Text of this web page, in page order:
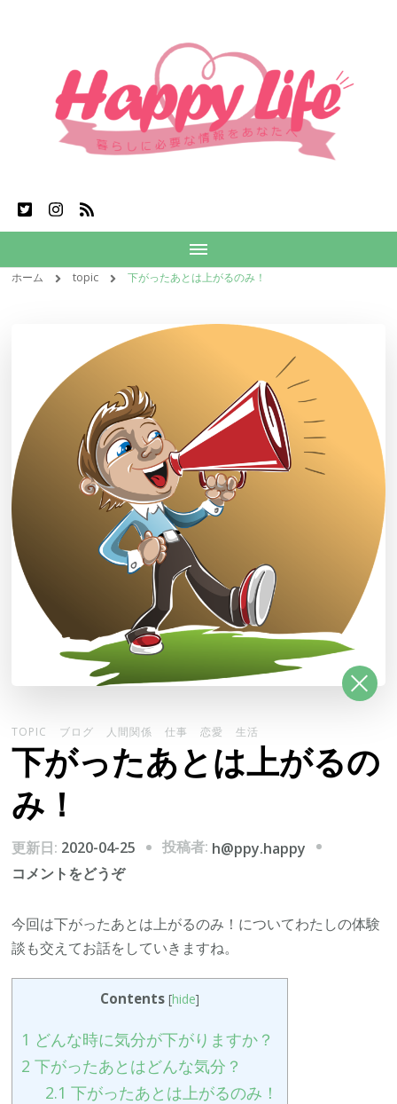
ホーム topic 下がったあとは上がるのみ！
TOPIC ブログ 人間関係 仕事 恋愛 生活
下がったあとは上がるの
み！
更新日: 2020-04-25 投稿者: h@ppy.happy
コメントをどうぞ(下
っ
た
と
上
が
る
今回は下がったあとは上がるのみ！についてわたしの体験
談も交えてお話をしていきますね。
Contents [hide]
1 どんな時に気分が下がりますか？
2 下がったあとはどんな気分？
2.1 下がったあとは上がるのみ！